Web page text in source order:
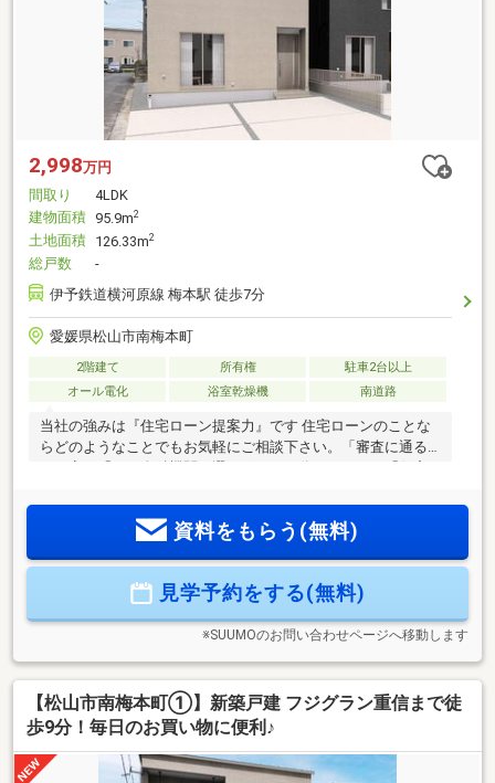
2,998万円
間取り
4LDK
建物面積 95.9m2
土地面積 126.33m2
総戸数
-
伊予鉄道横河原線 梅本駅 徒歩7分
愛媛県松山市南梅本町
2階建て 所有権
駐車2台以上
オール電化
浴室乾燥機 南道路
当社の強みは『住宅ローン提案力』です 住宅ローンのことな
らどのようなことでもお気軽にご相談下さい。「審査に通る
大丈夫？」「年齢がネックになっている」皆様のご不安やお
悩みを一緒に解決します！もちろん強引な営業は行いませ
資料をもらう(無料)
見学予約をする(無料)
※SUUMOのお問い合わせページへ移動します
【松山市南梅本町①】新築戸建 フジグラン重信まで徒
歩9分！毎日のお買い物に便利♪